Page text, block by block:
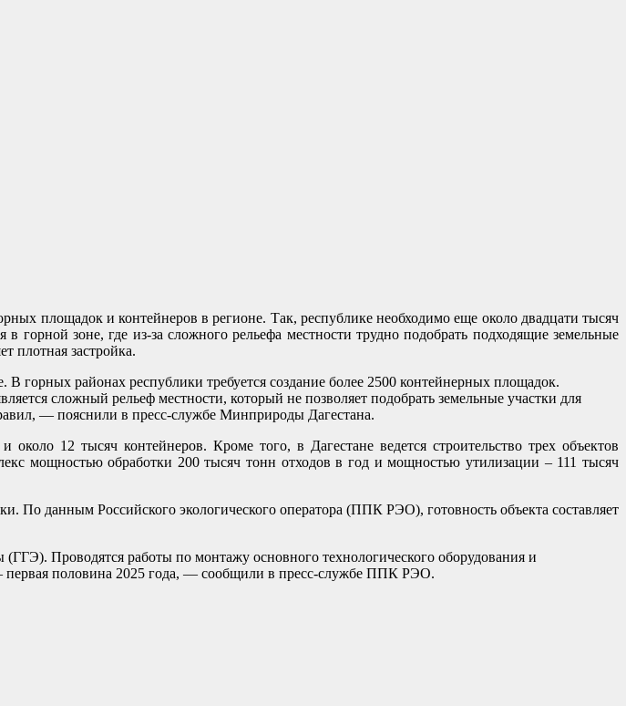
площадок и контейнеров в регионе. Так, республике необходимо еще около двадцати тысяч
зоне, где из-за сложного рельефа местности трудно подобрать подходящие земельные
плотная застройка.
горных районах республики требуется создание более 2500 контейнерных площадок.
сложный рельеф местности, который не позволяет подобрать земельные участки для
— пояснили в пресс-службе Минприроды Дагестана.
12 тысяч контейнеров. Кроме того, в Дагестане ведется строительство трех объектов
мощностью обработки 200 тысяч тонн отходов в год и мощностью утилизации – 111 тысяч
данным Российского экологического оператора (ППК РЭО), готовность объекта составляет
Проводятся работы по монтажу основного технологического оборудования и
первая половина 2025 года, — сообщили в пресс-службе ППК РЭО.